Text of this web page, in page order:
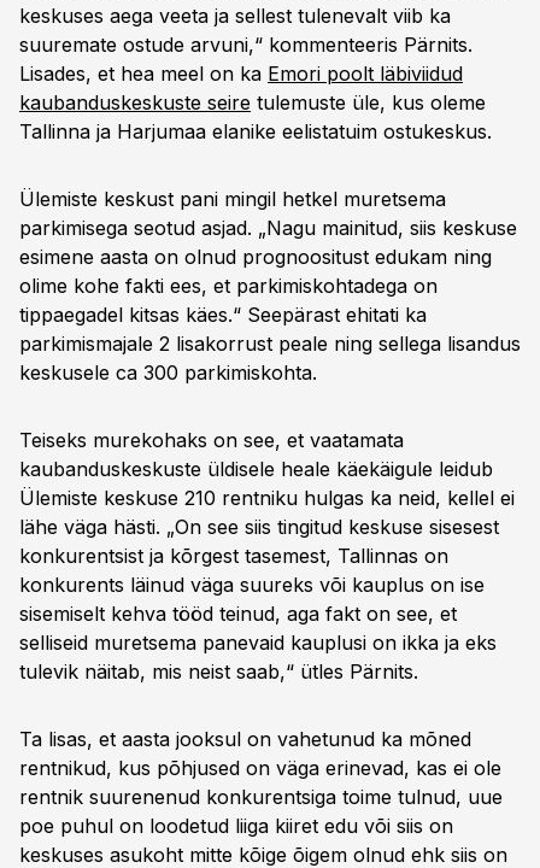
keskuses aega veeta ja sellest tulenevalt viib ka
suuremate ostude arvuni,“ kommenteeris Pärnits.
Lisades, et hea meel on ka Emori poolt läbiviidud
kaubanduskeskuste seire tulemuste üle, kus oleme
Tallinna ja Harjumaa elanike eelistatuim ostukeskus.
Ülemiste keskust pani mingil hetkel muretsema
parkimisega seotud asjad. „Nagu mainitud, siis keskuse
esimene aasta on olnud prognoositust edukam ning
olime kohe fakti ees, et parkimiskohtadega on
tippaegadel kitsas käes.“ Seepärast ehitati ka
parkimismajale 2 lisakorrust peale ning sellega lisandus
keskusele ca 300 parkimiskohta.
Teiseks murekohaks on see, et vaatamata
kaubanduskeskuste üldisele heale käekäigule leidub
Ülemiste keskuse 210 rentniku hulgas ka neid, kellel ei
lähe väga hästi. „On see siis tingitud keskuse sisesest
konkurentsist ja kõrgest tasemest, Tallinnas on
konkurents läinud väga suureks või kauplus on ise
sisemiselt kehva tööd teinud, aga fakt on see, et
selliseid muretsema panevaid kauplusi on ikka ja eks
tulevik näitab, mis neist saab,“ ütles Pärnits.
Ta lisas, et aasta jooksul on vahetunud ka mõned
rentnikud, kus põhjused on väga erinevad, kas ei ole
rentnik suurenenud konkurentsiga toime tulnud, uue
poe puhul on loodetud liiga kiiret edu või siis on
keskuses asukoht mitte kõige õigem olnud ehk siis on